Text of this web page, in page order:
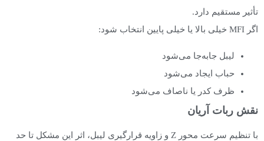
تأثیر مستقیم دارد.
اگر MFI خیلی بالا یا خیلی پایین انتخاب شود:
لیبل جابه‌جا می‌شود
حباب ایجاد می‌شود
ظرف کدر یا ناصاف می‌شود
نقش ربات آریان
با تنظیم سرعت محور Z و زاویه قرارگیری لیبل، اثر این مشکل تا حد